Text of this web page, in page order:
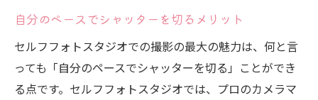
自分のペースでシャッターを切るメリット
セルフフォトスタジオでの撮影の最大の魅力は、何と言
っても「自分のペースでシャッターを切る」ことができ
る点です。セルフフォトスタジオでは、プロのカメラマ